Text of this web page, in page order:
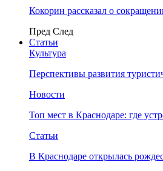
Кокорин рассказал о
Пред След
Статьи
Культура
Перспективы развития
Новости
Топ мест в Краснодаре: где
Статьи
В Краснодаре открылась